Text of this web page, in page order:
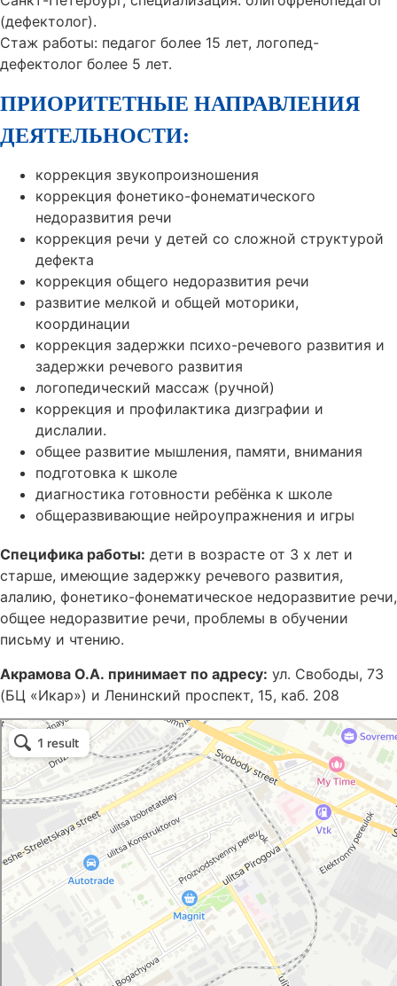
(дефектолог).
Стаж работы: педагог более 15 лет, логопед-
дефектолог более 5 лет.
ПРИОРИТЕТНЫЕ НАПРАВЛЕНИЯ
ДЕЯТЕЛЬНОСТИ:
коррекция звукопроизношения
коррекция фонетико-фонематического
недоразвития речи
коррекция речи у детей со сложной структурой
дефекта
коррекция общего недоразвития речи
развитие мелкой и общей моторики,
координации
коррекция задержки психо-речевого развития и
задержки речевого развития
логопедический массаж (ручной)
коррекция и профилактика дизграфии и
дислалии.
общее развитие мышления, памяти, внимания
подготовка к школе
диагностика готовности ребёнка к школе
общеразвивающие нейроупражнения и игры
Специфика работы: дети в возрасте от 3 х лет и
старше, имеющие задержку речевого развития,
алалию, фонетико-фонематическое недоразвитие речи,
общее недоразвитие речи, проблемы в обучении
письму и чтению.
Акрамова О.А. принимает по адресу: ул. Свободы, 73
(БЦ «Икар») и Ленинский проспект, 15, каб. 208
Доктор Звуков
Логопеды в Воронеже
Дефектологи в Воронеже